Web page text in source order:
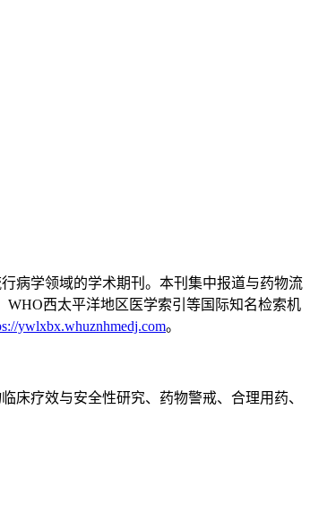
病学领域的学术期刊。本刊集中报道与药物流
西太平洋地区医学索引等国际知名检索机
ywlxbx.whuznhmedj.com。
床疗效与安全性研究、药物警戒、合理用药、